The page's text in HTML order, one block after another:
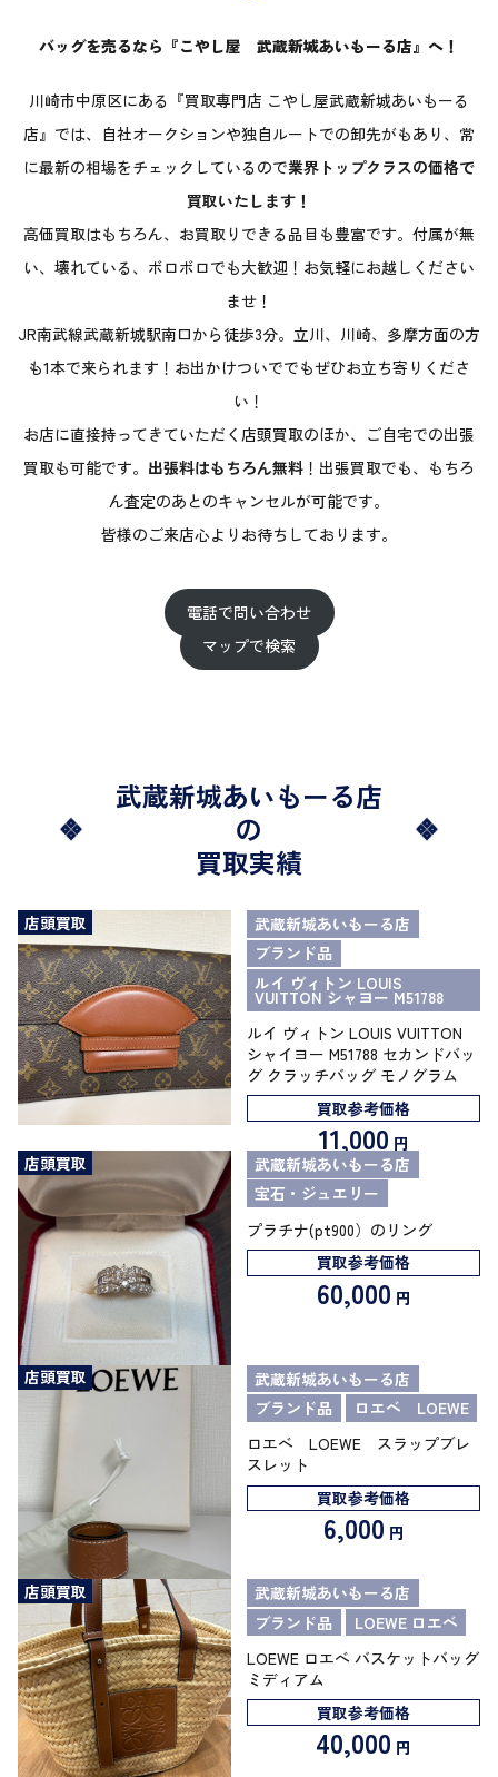
バッグを売るなら『こやし屋 武蔵新城あいもーる店』へ！
川崎市中原区にある『買取専門店 こやし屋武蔵新城あいもーる
店』では、自社オークションや独自ルートでの卸先がもあり、常
に最新の相場をチェックしているので業界トップクラスの価格で
買取いたします！
高価買取はもちろん、お買取りできる品目も豊富です。付属が無
い、壊れている、ボロボロでも大歓迎！お気軽にお越しください
ませ！
JR南武線武蔵新城駅南口から徒歩3分。立川、川崎、多摩方面の方
も1本で来られます！お出かけついででもぜひお立ち寄りくださ
い！
お店に直接持ってきていただく店頭買取のほか、ご自宅での出張
買取も可能です。 出張料はもちろん無料 ！出張買取でも、もちろ
ん査定のあとのキャンセルが可能です。
皆様のご来店心よりお待ちしております。
電話で問い合わせ
マップで検索
武蔵新城あいもーる店
の
買取実績
店頭買取
武蔵新城あいもーる店
ブランド品
ルイ ヴィトン LOUIS
VUITTON シャヨー M51788
ルイ ヴィトン LOUIS VUITTON
シャイヨー M51788 セカンドバッ
グ クラッチバッグ モノグラム
買取参考価格
11,000 円
店頭買取
武蔵新城あいもーる店
宝石・ジュエリー
プラチナ(pt900）のリング
買取参考価格
60,000 円
店頭買取
武蔵新城あいもーる店
ブランド品
ロエベ LOEWE
ロエベ LOEWE スラップブレ
スレット
買取参考価格
6,000 円
店頭買取
武蔵新城あいもーる店
ブランド品
LOEWE ロエベ
LOEWE ロエベ バスケットバッグ
ミディアム
買取参考価格
40,000 円